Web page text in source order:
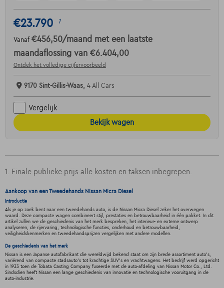
€23.790 1
Vanaf €456,50/maand met een laatste
maandaflossing van €6.404,00
Ontdek het volledige cijfervoorbeeld
9170 Sint-Gillis-Waas, 4 All Cars
Vergelijk
Bekijk wagen
1. Finale publieke prijs alle kosten en taksen inbegrepen.
Aankoop van een Tweedehands Nissan Micra Diesel
Introductie
Als je op zoek bent naar een tweedehands auto, is de Nissan Micra Diesel zeker het overwegen
waard. Deze compacte wagen combineert stijl, prestaties en betrouwbaarheid in één pakket. In dit
artikel zullen we de geschiedenis van het merk bespreken, het interieur- en externe ontwerp
analyseren, de rijervaring, technologische functies, onderhoud en betrouwbaarheid,
veiligheidskenmerken en tweedehandsprijzen vergelijken met andere modellen.
De geschiedenis van het merk
Nissan is een Japanse autofabrikant die wereldwijd bekend staat om zijn brede assortiment auto's,
variërend van compacte stadsauto's tot krachtige SUV's en vrachtwagens. Het bedrijf werd opgericht
in 1933 toen de Tobata Casting Company fuseerde met de auto-afdeling van Nissan Motor Co., Ltd.
Sindsdien heeft Nissan een lange geschiedenis van innovatie en technologische vooruitgang in de
auto-industrie.